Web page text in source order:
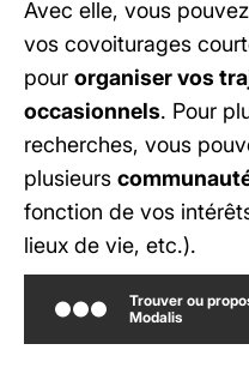
Avec elle, vous
vos covoiturages
pour organiser vos
occasionnels. Pour
recherches, vous
plusieurs
fonction de vos
lieux de vie, etc.).
Trouver ou
Modalis